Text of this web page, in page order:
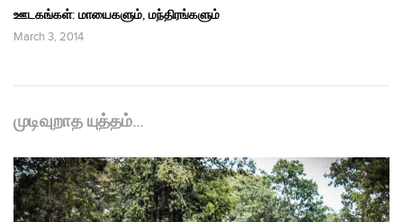
ஊடகங்கள்: மாயைகளும், மந்திரங்களும்
March 3, 2014
முடிவுறாத யுத்தம்…